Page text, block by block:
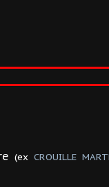
(exCROUILLE